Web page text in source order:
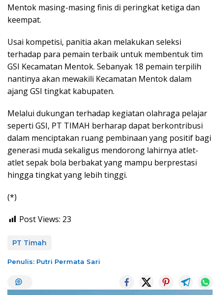
Mentok masing-masing finis di peringkat ketiga dan
keempat.
Usai kompetisi, panitia akan melakukan seleksi
terhadap para pemain terbaik untuk membentuk tim
GSI Kecamatan Mentok. Sebanyak 18 pemain terpilih
nantinya akan mewakili Kecamatan Mentok dalam
ajang GSI tingkat kabupaten.
Melalui dukungan terhadap kegiatan olahraga pelajar
seperti GSI, PT TIMAH berharap dapat berkontribusi
dalam menciptakan ruang pembinaan yang positif bagi
generasi muda sekaligus mendorong lahirnya atlet-
atlet sepak bola berbakat yang mampu berprestasi
hingga tingkat yang lebih tinggi.
(*)
Post Views: 23
PT Timah
Penulis: Putri Permata Sari